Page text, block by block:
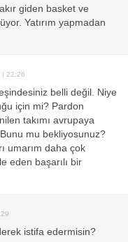
giden basket ve
Yatırım yapmadan
| 22:26
belli değil. Niye
için mi? Pardon
takımı avrupaya
mu bekliyosunuz?
umarım daha çok
eden başarılı bir
istifa edermisin?